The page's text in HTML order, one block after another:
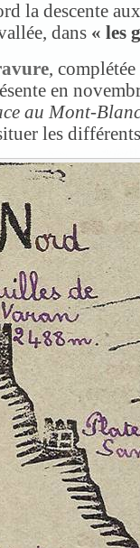
la descente
dans « les
,
en
au Mont-
les